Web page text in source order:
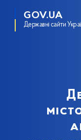
GOV.UA
Державні сайти